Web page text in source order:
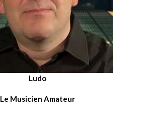
Ludo
Le Musicien Amateur